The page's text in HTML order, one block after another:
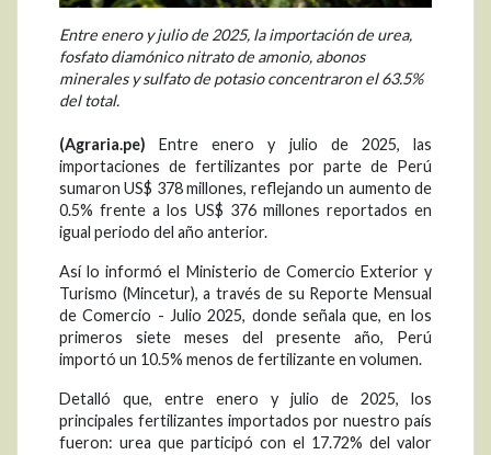
Entre enero y julio de 2025, la importación de urea,
fosfato diamónico nitrato de amonio, abonos
minerales y sulfato de potasio concentraron el 63.5%
del total.
(Agraria.pe) Entre enero y julio de 2025, las
importaciones de fertilizantes por parte de Perú
sumaron US$ 378 millones, reflejando un aumento de
0.5% frente a los US$ 376 millones reportados en
igual periodo del año anterior.
Así lo informó el Ministerio de Comercio Exterior y
Turismo (Mincetur), a través de su Reporte Mensual
de Comercio - Julio 2025, donde señala que, en los
primeros siete meses del presente año, Perú
importó un 10.5% menos de fertilizante en volumen.
Detalló que, entre enero y julio de 2025, los
principales fertilizantes importados por nuestro país
fueron: urea que participó con el 17.72% del valor